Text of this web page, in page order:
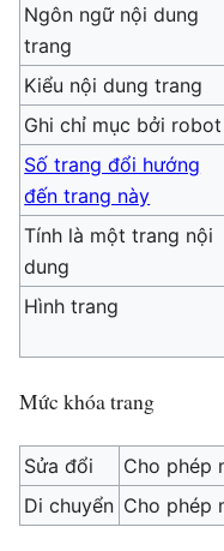
Ngôn ngữ nội dung
trang
Kiểu nội dung trang
Ghi chỉ mục bởi robot
Số trang đổi hướng
đến trang này
Tính là một trang nội
dung
Hình trang
Mức khóa trang
Sửa đổi
Cho phép
Di chuyển Cho phép